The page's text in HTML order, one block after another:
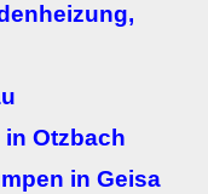
Otzbach
in Geisa